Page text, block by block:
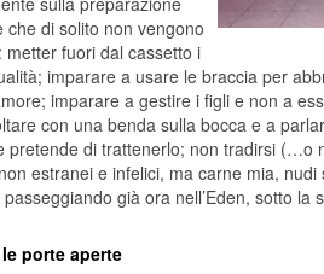
di solito non vengono
fuori dal cassetto i
imparare a usare le braccia per
imparare a gestire i figli e non a
con una benda sulla bocca e a
pretende di trattenerlo; non tradirsi (…o
estranei e infelici, ma carne mia,
già ora nell’Eden, sotto la
porte aperte